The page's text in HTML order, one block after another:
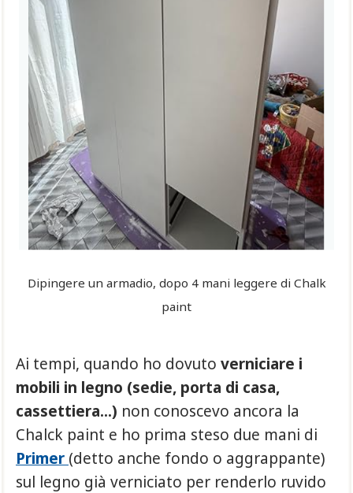
Dipingere un armadio, dopo 4 mani leggere di Chalk
paint
Ai tempi, quando ho dovuto verniciare i
mobili in legno (sedie, porta di casa,
cassettiera...) non conoscevo ancora la
Chalck paint e ho prima steso due mani di
Primer (detto anche fondo o aggrappante)
sul legno già verniciato per renderlo ruvido